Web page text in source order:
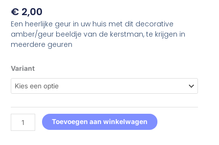
€ 2,00
Een heerlijke geur in uw huis met dit decorative
amber/geur beeldje van de kerstman, te krijgen in
meerdere geuren
Variant
kerstman
-
zakelijk
Toevoegen aan winkelwagen